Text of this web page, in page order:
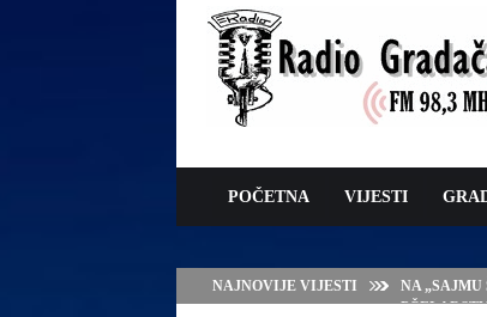
POČETNA VIJESTI
NAJNOVIJE VIJESTI
NA